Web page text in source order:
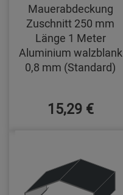
Mauerabdeckung
Zuschnitt 250 mm
Länge 1 Meter
Aluminium walzblank
0,8 mm (Standard)
15,29 €